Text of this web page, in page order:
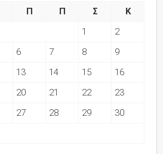
Π Π Σ
Κ
1
2
6 7 8
9
13 14 15
16
20 21 22
23
27 28 29
30